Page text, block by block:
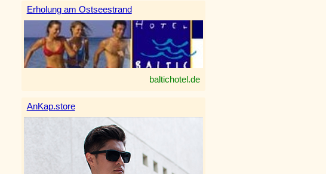
Erholung am Ostseestrand
baltichotel.de
AnKap.store